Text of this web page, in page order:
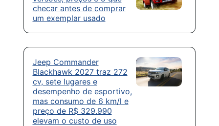
checar antes de comprar
um exemplar usado
Jeep Commander
Blackhawk 2027 traz 272
cv, sete lugares e
desempenho de esportivo,
mas consumo de 6 km/l e
preço de R$ 329.990
elevam o custo de uso